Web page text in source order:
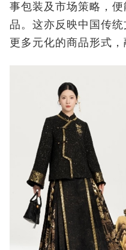
事包装及市场策略，
品。这亦反映中国传统
更多元化的商品形式，